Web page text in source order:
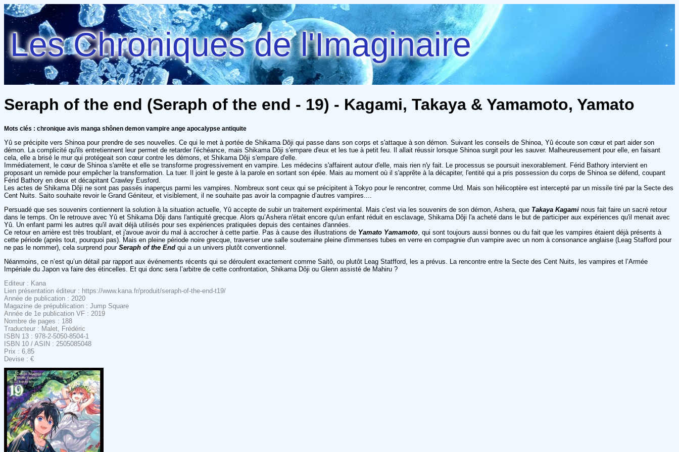
Les Chroniques de l'Imaginaire
Seraph of the end (Seraph of the end - 19) - Kagami, Takaya & Yamamoto, Yamato
Mots clés : chronique avis manga shônen demon vampire ange apocalypse antiquite
Yû se précipite vers Shinoa pour prendre de ses nouvelles. Ce qui le met à portée de Shikama Dôji qui passe dans son corps et s'attaque à son démon. Suivant les conseils de Shinoa, Yû écoute son cœur et part aider son
démon. La complicité qu'ils entretiennent leur permet de retarder l'échéance, mais Shikama Dôji s'empare d'eux et les tue à petit feu. Il allait réussir lorsque Shinoa surgit pour les sauver. Malheureusement pour elle, en faisant
cela, elle a brisé le mur qui protégeait son cœur contre les démons, et Shikama Dôji s'empare d'elle.
Immédiatement, le cœur de Shinoa s'arrête et elle se transforme progressivement en vampire. Les médecins s'affairent autour d'elle, mais rien n'y fait. Le processus se poursuit inexorablement. Férid Bathory intervient en
proposant un remède pour empêcher la transformation. La tuer. Il joint le geste à la parole en sortant son épée. Mais au moment où il s'apprête à la décapiter, l'entité qui a pris possession du corps de Shinoa se défend, coupant
Férid Bathory en deux et décapitant Crawley Eusford.
Les actes de Shikama Dôji ne sont pas passés inaperçus parmi les vampires. Nombreux sont ceux qui se précipitent à Tokyo pour le rencontrer, comme Urd. Mais son hélicoptère est intercepté par un missile tiré par la Secte des
Cent Nuits. Saito souhaite revoir le Grand Géniteur, et visiblement, il ne souhaite pas avoir la compagnie d’autres vampires....
Persuadé que ses souvenirs contiennent la solution à la situation actuelle, Yû accepte de subir un traitement expérimental. Mais c'est via les souvenirs de son démon, Ashera, que Takaya Kagami nous fait faire un sacré retour
dans le temps. On le retrouve avec Yû et Shikama Dôji dans l'antiquité grecque. Alors qu’Ashera n'était encore qu'un enfant réduit en esclavage, Shikama Dôji l'a acheté dans le but de participer aux expériences qu'il menait avec
Yû. Un enfant parmi les autres qu'il avait déjà utilisés pour ses expériences pratiquées depuis des centaines d'années.
Ce retour en arrière est très troublant, et j'avoue avoir du mal à accrocher à cette partie. Pas à cause des illustrations de Yamato Yamamoto , qui sont toujours aussi bonnes ou du fait que les vampires étaient déjà présents à
cette période (après tout, pourquoi pas). Mais en pleine période noire grecque, traverser une salle souterraine pleine d'immenses tubes en verre en compagnie d'un vampire avec un nom à consonance anglaise (Leag Stafford pour
ne pas le nommer), cela surprend pour Seraph of the End qui a un univers plutôt conventionnel.
Néanmoins, ce n’est qu’un détail par rapport aux événements récents qui se déroulent exactement comme Saitô, ou plutôt Leag Statfford, les a prévus. La rencontre entre la Secte des Cent Nuits, les vampires et l’Armée
Impériale du Japon va faire des étincelles. Et qui donc sera l’arbitre de cette confrontation, Shikama Dôji ou Glenn assisté de Mahiru ?
Editeur : Kana
Lien présentation éditeur : https://www.kana.fr/produit/seraph-of-the-end-t19/
Année de publication : 2020
Magazine de prépublication : Jump Square
Année de 1e publication VF : 2019
Nombre de pages : 188
Traducteur : Malet, Frédéric
ISBN 13 : 978-2-5050-8504-1
ISBN 10 / ASIN : 2505085048
Prix : 6,85
Devise : €